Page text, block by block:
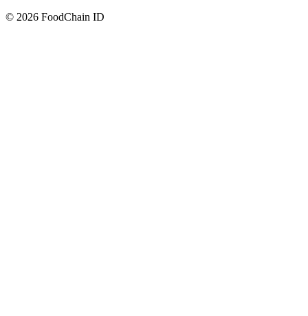
© 2026 FoodChain ID